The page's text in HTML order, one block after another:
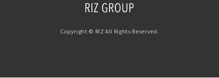
Copyright © RIZ All Rights Reserved.